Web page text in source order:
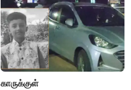
காருக்குள்